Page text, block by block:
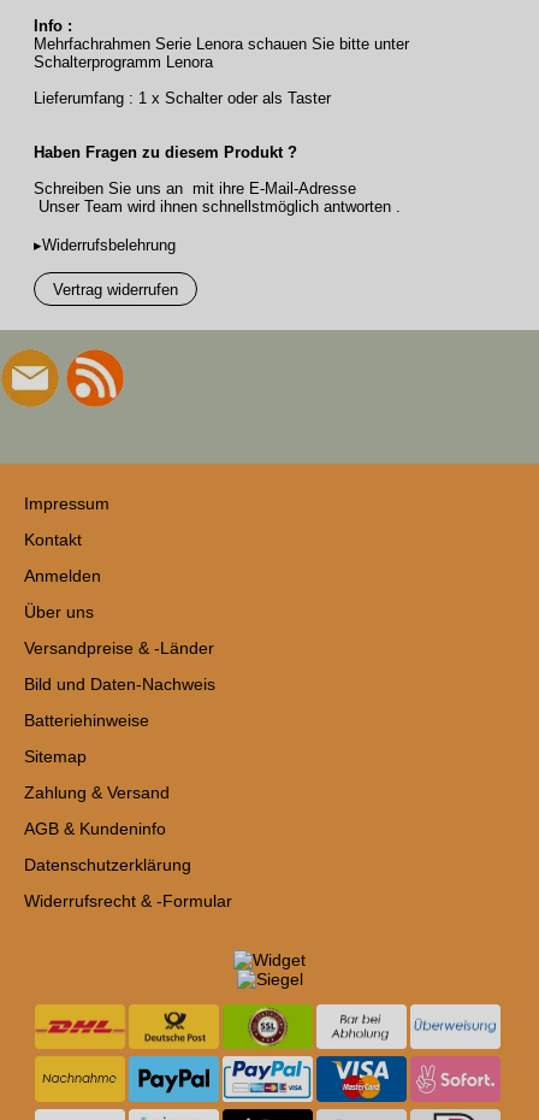
Info :
Mehrfachrahmen Serie Lenora schauen Sie bitte unter
Schalterprogramm Lenora
Lieferumfang : 1 x Schalter oder als Taster
Haben Fragen zu diesem Produkt ?
Schreiben Sie uns an mit ihre E-Mail-Adresse
Unser Team wird ihnen schnellstmöglich antworten .
▸Widerrufsbelehrung
Vertrag widerrufen
Impressum
Kontakt
Anmelden
Über uns
Versandpreise & -Länder
Bild und Daten-Nachweis
Batteriehinweise
Sitemap
Zahlung & Versand
AGB & Kundeninfo
Datenschutzerklärung
Widerrufsrecht & -Formular